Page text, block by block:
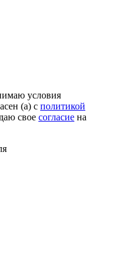
условия
(а) с политикой
свое согласие на